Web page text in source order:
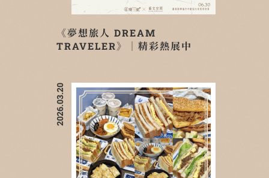
《夢想旅人 DREAM
TRAVELER》｜精彩熱展中
2026.03.20